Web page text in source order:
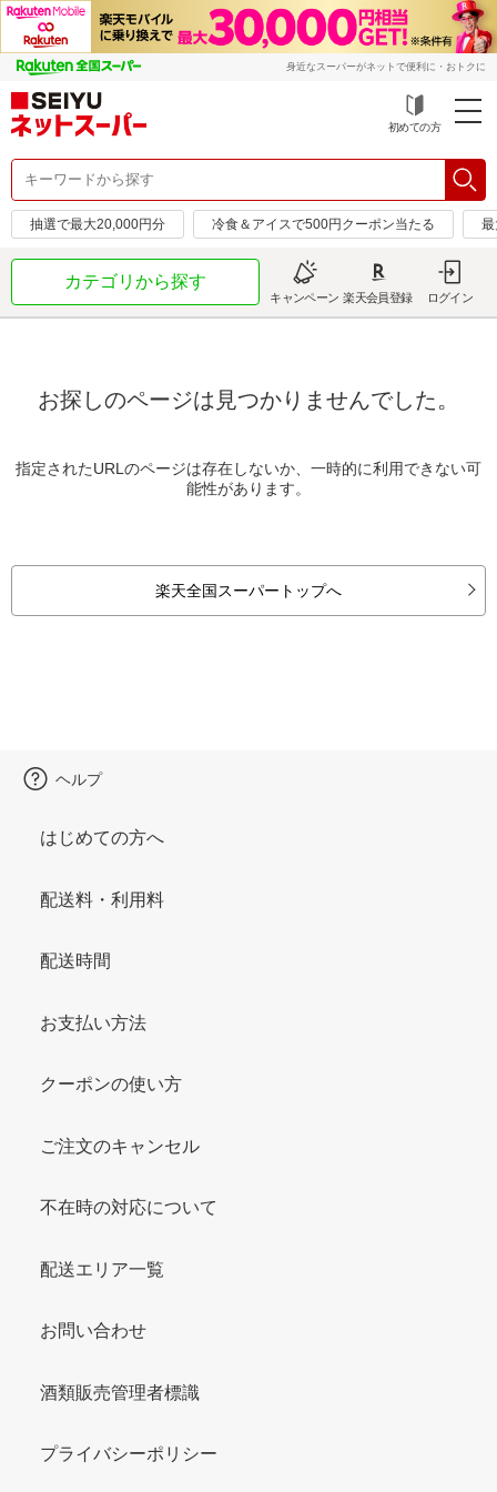
身近なスーパーがネットで便利に・おトクに
初めての方
抽選で最大20,000円分 冷食＆アイスで500円クーポン当たる
カテゴリから探す
キャンペーン 楽天会員登録 ログイン
お探しのページは見つかりませんでした。
指定されたURLのページは存在しないか、一時的に利用できない可
能性があります。
楽天全国スーパートップへ
ヘルプ
はじめての方へ
配送料・利用料
配送時間
お支払い方法
クーポンの使い方
ご注文のキャンセル
不在時の対応について
配送エリア一覧
お問い合わせ
酒類販売管理者標識
プライバシーポリシー